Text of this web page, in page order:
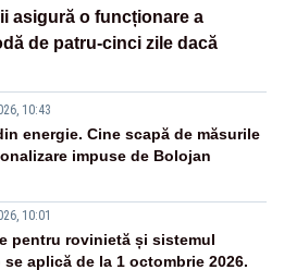
asigură o funcționare a
de patru-cinci zile dacă
10:43
energie. Cine scapă de măsurile
impuse de Bolojan
10:01
pentru rovinietă și sistemul
se aplică de la 1 octombrie 2026.